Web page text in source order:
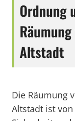
Ordnung
Altstadt
Die Räumung
Altstadt ist